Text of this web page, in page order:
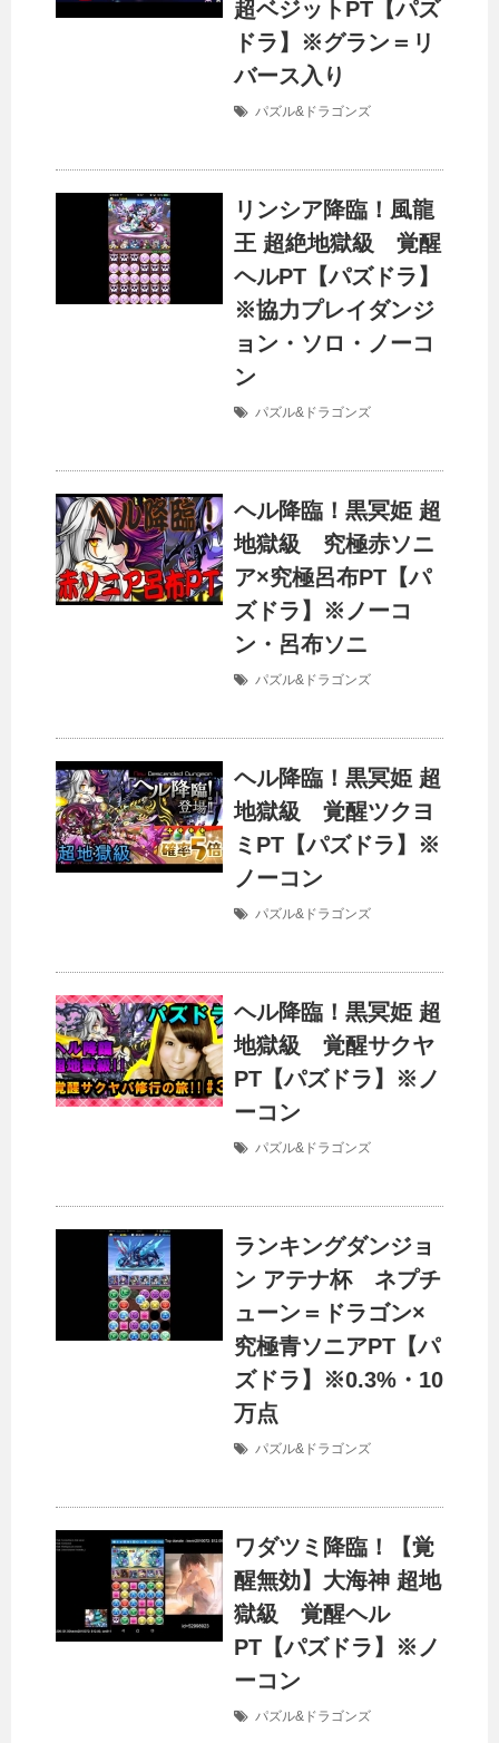
超ベジットPT【パズ
ドラ】※グラン＝リ
バース入り
パズル&ドラゴンズ
リンシア降臨！風龍
王 超絶地獄級 覚醒
ヘルPT【パズドラ】
※協力プレイダンジ
ョン・ソロ・ノーコ
ン
パズル&ドラゴンズ
ヘル降臨！黒冥姫 超
地獄級 究極赤ソニ
ア×究極呂布PT【パ
ズドラ】※ノーコ
ン・呂布ソニ
パズル&ドラゴンズ
ヘル降臨！黒冥姫 超
地獄級 覚醒ツクヨ
ミPT【パズドラ】※
ノーコン
パズル&ドラゴンズ
ヘル降臨！黒冥姫 超
地獄級 覚醒サクヤ
PT【パズドラ】※ノ
ーコン
パズル&ドラゴンズ
ランキングダンジョ
ン アテナ杯 ネプチ
ューン＝ドラゴン×
究極青ソニアPT【パ
ズドラ】※0.3%・10
万点
パズル&ドラゴンズ
ワダツミ降臨！【覚
醒無効】大海神 超地
獄級 覚醒ヘル
PT【パズドラ】※ノ
ーコン
パズル&ドラゴンズ